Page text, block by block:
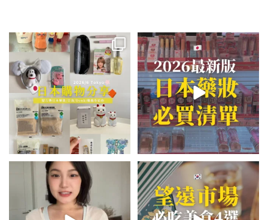
💭留言「免費」傳日本藥妝店/百
貨/機場/Donki/折價券給你...
531 49
2026🇯🇵日本藥妝店必買什麼
日本最近紅什麼？...
123 20
💭留言「美背」傳🔗給你！
🏷️#吉推韓國 🇰🇷
...
48 20
\🇰🇷韓國望遠市場4家必吃美食
😋/
💭留言「望遠市場」傳地址給你
348 59